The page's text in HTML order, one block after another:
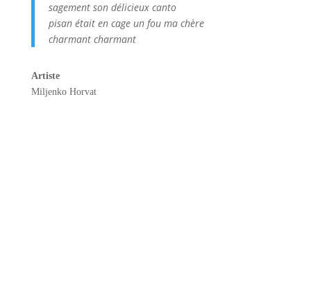
sagement son délicieux canto
pisan était en cage un fou ma chère
charmant charmant
Artiste
Miljenko Horvat